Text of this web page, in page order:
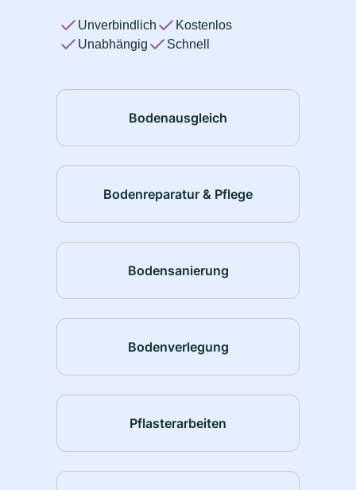
Unverbindlich
Kostenlos
Unabhängig
Schnell
Bodenausgleich
Bodenreparatur & Pflege
Bodensanierung
Bodenverlegung
Pflasterarbeiten